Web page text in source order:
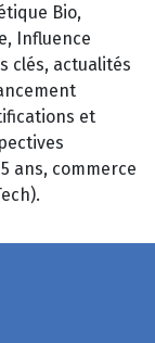
Bio,
Influence
clés, actualités
et
ans, commerce